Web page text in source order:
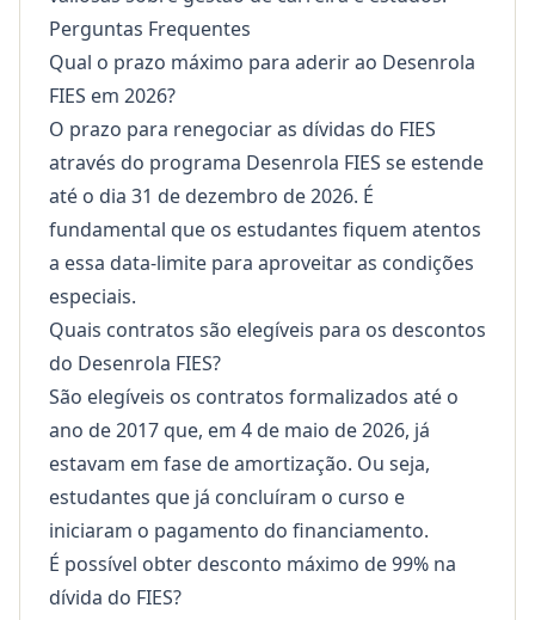
Perguntas Frequentes
Qual o prazo máximo para aderir ao Desenrola
FIES em 2026?
O prazo para renegociar as dívidas do FIES
através do programa Desenrola FIES se estende
até o dia 31 de dezembro de 2026. É
fundamental que os estudantes fiquem atentos
a essa data-limite para aproveitar as condições
especiais.
Quais contratos são elegíveis para os descontos
do Desenrola FIES?
São elegíveis os contratos formalizados até o
ano de 2017 que, em 4 de maio de 2026, já
estavam em fase de amortização. Ou seja,
estudantes que já concluíram o curso e
iniciaram o pagamento do financiamento.
É possível obter desconto máximo de 99% na
dívida do FIES?